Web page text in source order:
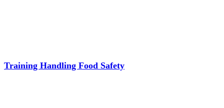
Training Handling Food Safety